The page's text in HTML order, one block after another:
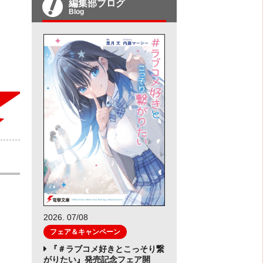
編集部ブログ
Blog
2026. 07/08
フェア＆キャンペーン
『＃ラブコメ好きとこっそり繋
がりたい』発売記念フェア開